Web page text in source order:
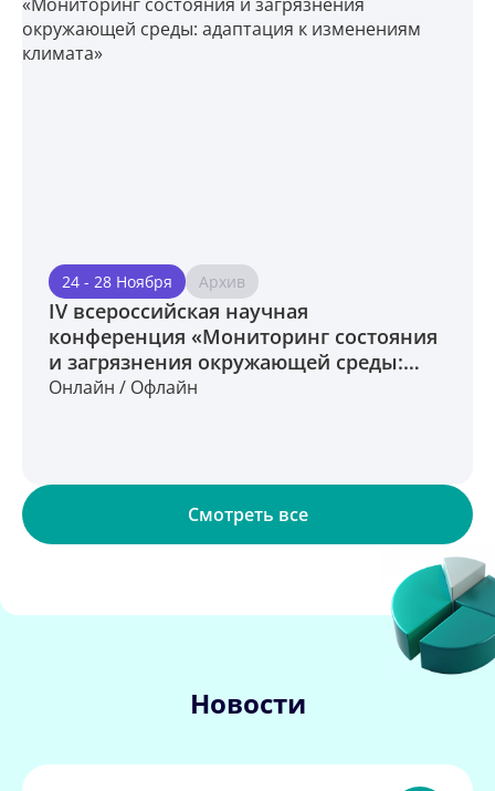
24 - 28 Ноября Архив
IV всероссийская научная
конференция «Мониторинг состояния
и загрязнения окружающей среды:
адаптация к изменениям климата»
Онлайн / Офлайн
Смотреть все
Новости